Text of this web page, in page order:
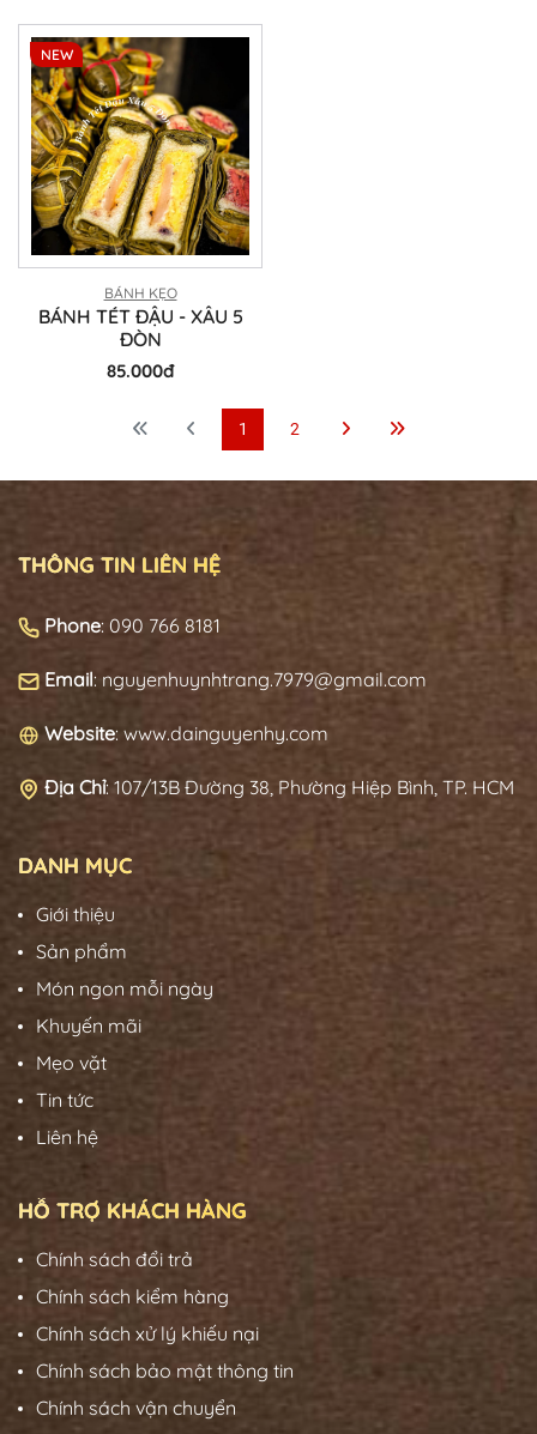
BÁNH KẸO
BÁNH TÉT ĐẬU - XÂU 5
ĐÒN
85.000đ
NEW
1 2
THÔNG TIN LIÊN HỆ
Phone: 090 766 8181
Email: nguyenhuynhtrang.7979@gmail.com
Website: www.dainguyenhy.com
Địa Chỉ: 107/13B Đường 38, Phường Hiệp Bình, TP. HCM
DANH MỤC
Giới thiệu
Sản phẩm
Món ngon mỗi ngày
Khuyến mãi
Mẹo vặt
Tin tức
Liên hệ
HỖ TRỢ KHÁCH HÀNG
Chính sách đổi trả
Chính sách kiểm hàng
Chính sách xử lý khiếu nại
Chính sách bảo mật thông tin
Chính sách vận chuyển